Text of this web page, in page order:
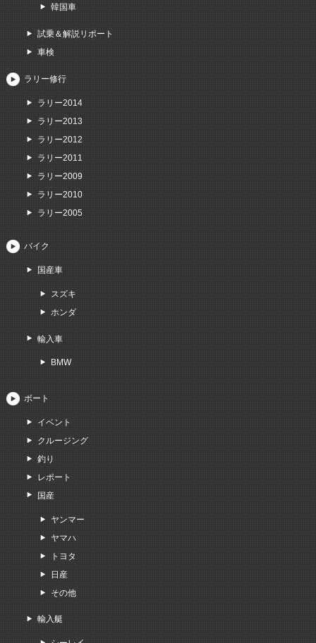
韓国車
試乗＆解説リポート
車検
ラリー修行
ラリー2014
ラリー2013
ラリー2012
ラリー2011
ラリー2009
ラリー2010
ラリー2005
バイク
国産車
スズキ
ホンダ
輸入車
BMW
ボート
イベント
クルージング
釣り
レポート
国産
ヤンマー
ヤマハ
トヨタ
日産
その他
輸入艇